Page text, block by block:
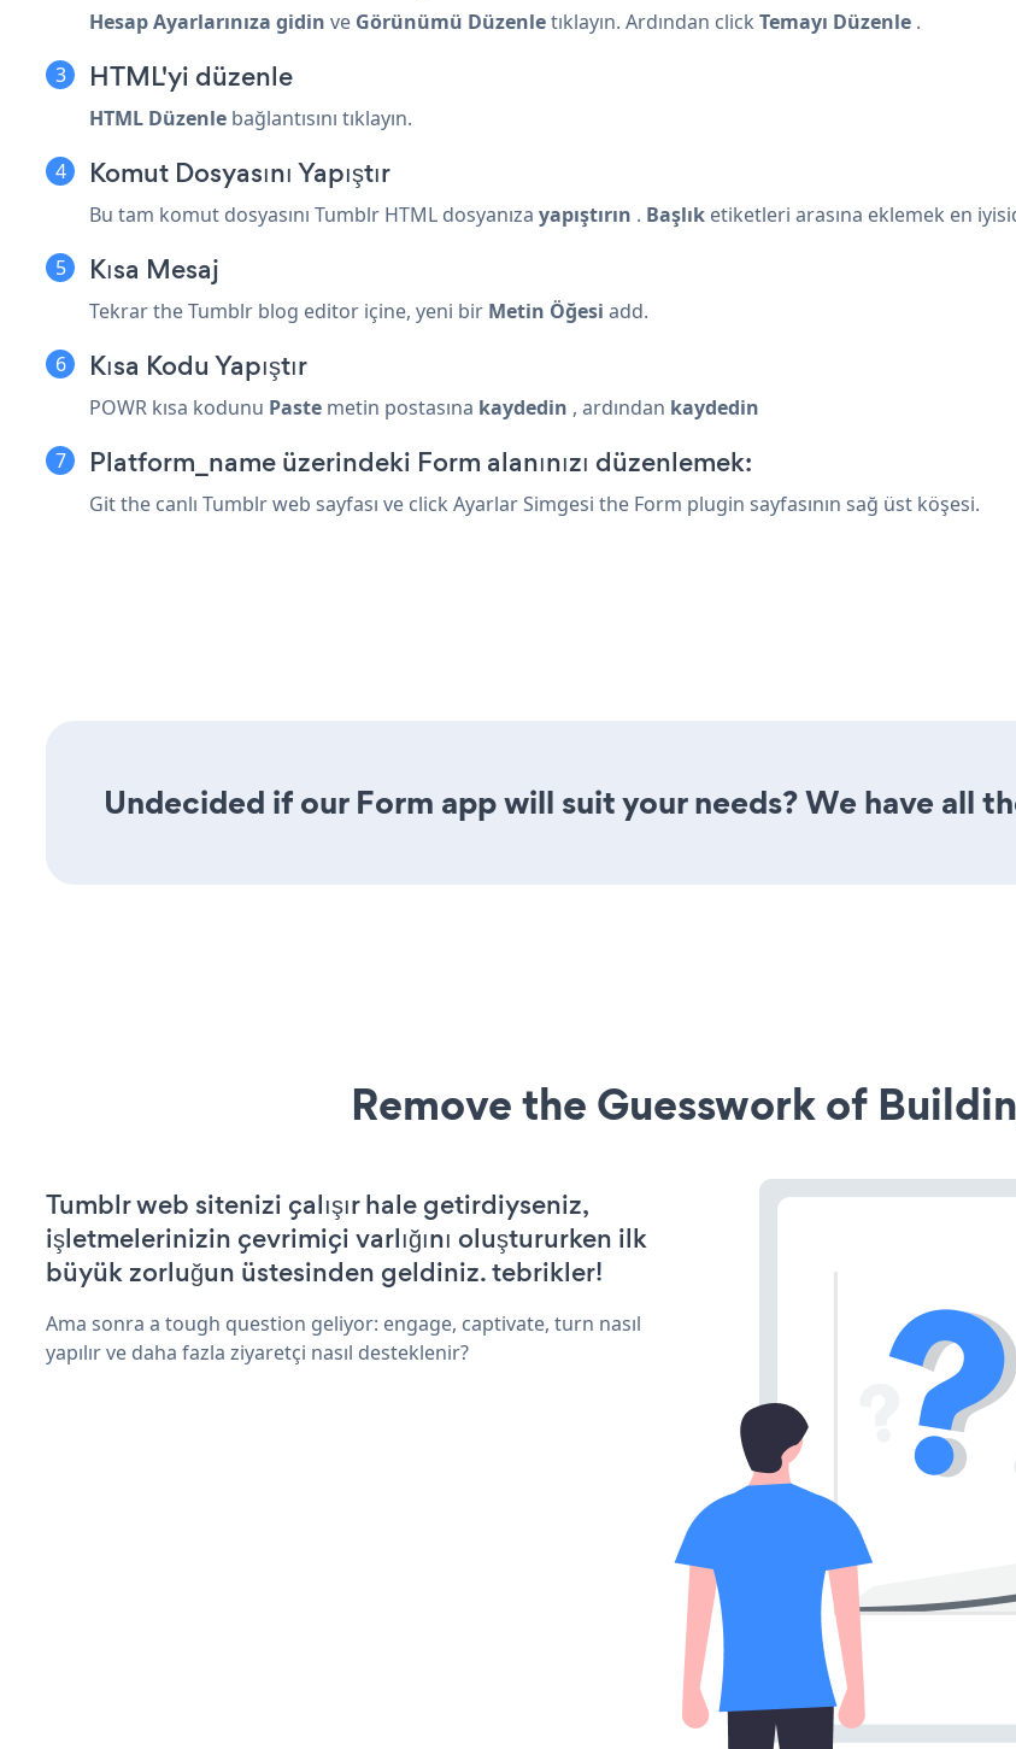
Hesap Ayarlarınıza gidin ve Görünümü Düzenletıklayın. Ardından click Temayı Düzenle .
HTML'yi düzenle
HTML Düzenle bağlantısını tıklayın.
Komut Dosyasını Yapıştır
Bu tam komut dosyasını Tumblr HTML dosyanıza yapıştırın . Başlık etiketleri arasına eklemek en
Kısa Mesaj
Tekrar the Tumblr blog editor içine, yeni bir Metin Öğesi add.
Kısa Kodu Yapıştır
POWR kısa kodunu Paste metin postasına kaydedin , ardından kaydedin
Platform_name üzerindeki Form alanınızı düzenlemek:
Git the canlı Tumblr web sayfası ve click Ayarlar Simgesi the Form plugin sayfasının sağ üst köşesi.
Undecided if our Form app will suit your needs? We have all
Remove the Guesswork of
Tumblr web sitenizi çalışır hale getirdiyseniz,
işletmelerinizin çevrimiçi varlığını oluştururken ilk
büyük zorluğun üstesinden geldiniz. tebrikler!
Ama sonra a tough question geliyor: engage, captivate, turn nasıl
yapılır ve daha fazla ziyaretçi nasıl desteklenir?